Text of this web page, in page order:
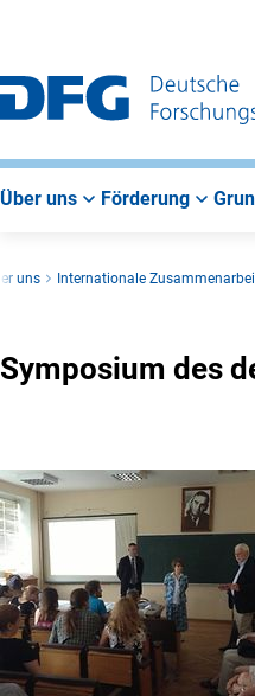
Über uns Förderung
uns Internationale
Symposium des